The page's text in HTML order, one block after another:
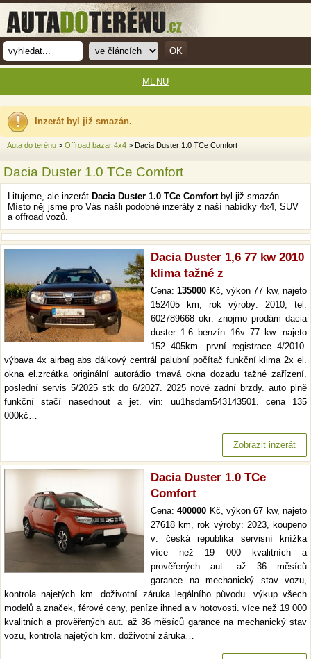
Inzerát byl již smazán.
Auta do terénu > Offroad bazar 4x4 > Dacia Duster 1.0 TCe Comfort
Dacia Duster 1.0 TCe Comfort
Litujeme, ale inzerát Dacia Duster 1.0 TCe Comfortbyl již smazán.
Místo něj jsme pro Vás našli podobné inzeráty z naší nabídky 4x4, SUV
a offroad vozů.
Dacia Duster 1,6 77 kw 2010
klima tažné z
Cena:135000 Kč, výkon 77 kw, najeto
152405 km, rok výroby: 2010, tel:
602789668 okr: znojmo prodám dacia
duster 1.6 benzín 16v 77 kw. najeto
152 405km. první registrace 4/2010.
výbava 4x airbag abs dálkový centrál palubní počítač funkční klima 2x el.
okna el.zrcátka originální autorádio tmavá okna dozadu tažné zařízení.
poslední servis 5/2025 stk do 6/2027. 2025 nové zadní brzdy. auto plně
funkční stačí nasednout a jet. vin: uu1hsdam543143501. cena 135
000kč…
Zobrazit inzerát
Dacia Duster 1.0 TCe
Comfort
Cena:400000 Kč, výkon 67 kw, najeto
27618 km, rok výroby: 2023, koupeno
v: česká republika servisní knížka
více než 19 000 kvalitních a
prověřených aut. až 36 měsíců
garance na mechanický stav vozu,
kontrola najetých km. doživotní záruka legálního původu. výkup všech
modelů a značek, férové ceny, peníze ihned a v hotovosti. více než 19 000
kvalitních a prověřených aut. až 36 měsíců garance na mechanický stav
vozu, kontrola najetých km. doživotní záruka…
MENU